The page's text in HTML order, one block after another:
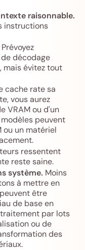
raisonnable.
instructions
Prévoyez
décodage
mais évitez tout
cache rate sa
vous aurez
VRAM ou d'un
peuvent
ou un matériel
ressentent
reste saine.
système. Moins
à mettre en
être
de base en
par lots
ou de
des